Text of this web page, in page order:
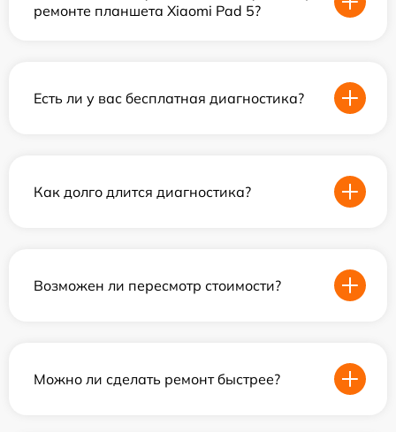
ремонте планшета Xiaomi Pad 5?
Есть ли у вас бесплатная диагностика?
Как долго длится диагностика?
Возможен ли пересмотр стоимости?
Можно ли сделать ремонт быстрее?